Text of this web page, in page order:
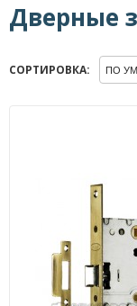
Дверные
СОРТИРОВКА: